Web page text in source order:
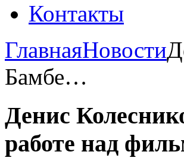
Контакты
ГлавнаяНовости
Бамбе…
Денис
работе над